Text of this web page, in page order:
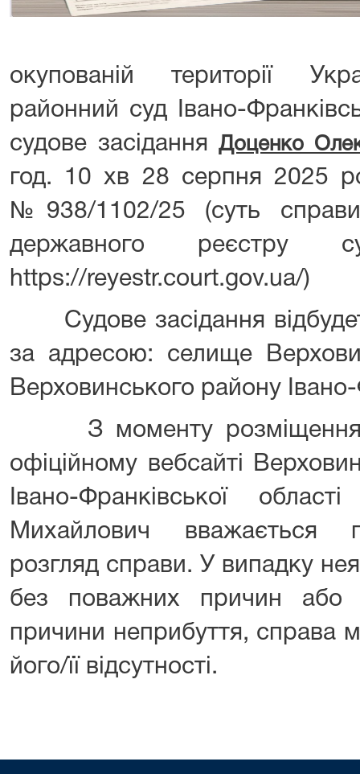
окупованій території
районний суд Івано-
судове засідання Доценко
год. 10 хв 28 серпня 2025
№938/1102/25 (суть
державного реєстру
https://reyestr.court.gov.ua/)
Судове засідання
за адресою: селище
Верховинського району Івано-
З моменту розміщення
офіційному вебсайті
Івано-Франківської
Михайлович вважається
розгляд справи. У випадку
без поважних причин або
причини неприбуття, справа
його/її відсутності.